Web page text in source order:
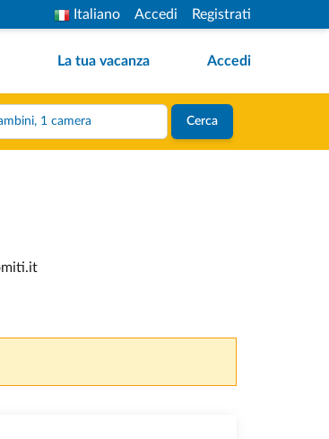
Italiano Accedi Registrati
La tua vacanza Accedi
2 adulti, 0 bambini, 1 camera Cerca